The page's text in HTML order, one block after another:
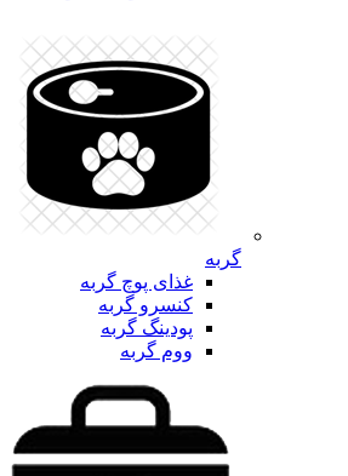
گربه
غذای پوچ گربه
کنسرو گربه
پودینگ گربه
ووم گربه